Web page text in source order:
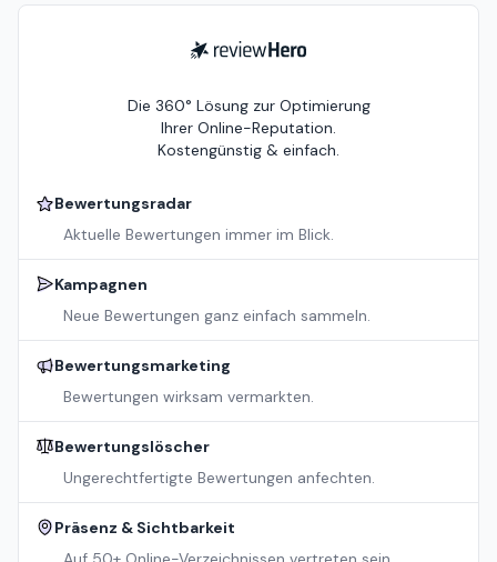
ReviewHero
Die 360° Lösung zur Optimierung
Ihrer Online-Reputation.
Kostengünstig & einfach.
Bewertungsradar
Aktuelle Bewertungen immer im Blick.
Kampagnen
Neue Bewertungen ganz einfach sammeln.
Bewertungsmarketing
Bewertungen wirksam vermarkten.
Bewertungslöscher
Ungerechtfertigte Bewertungen anfechten.
Präsenz & Sichtbarkeit